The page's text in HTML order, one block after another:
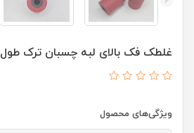
غلطک فک بالای لبه چسبان ترک طول 7cm
ویژگی‌های محصول